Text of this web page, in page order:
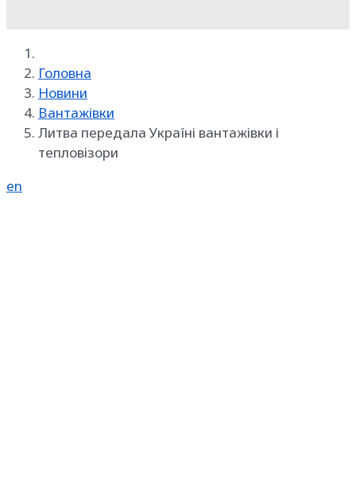
Головна
Новини
Вантажівки
Литва передала Україні вантажівки і
тепловізори
en